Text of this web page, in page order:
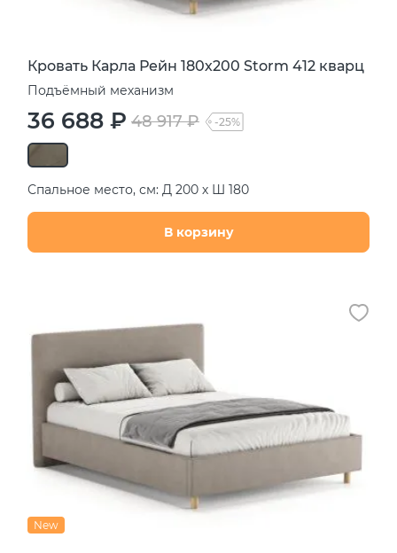
Кровать Карла Рейн 180х200 Storm 412 кварц
Подъёмный механизм
36 688 ₽ 48 917 ₽ -25%
Спальное место, см: Д 200 х Ш 180
В корзину
New